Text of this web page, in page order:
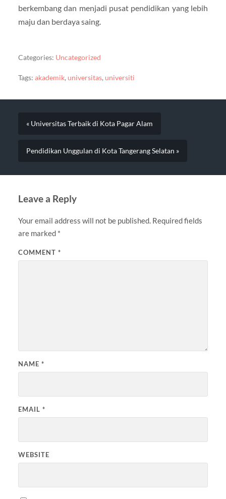
berkembang dan menjadi pusat pendidikan yang lebih
maju dan berdaya saing.
Categories: Uncategorized
Tags: akademik, universitas, universiti
« Universitas Terbaik di Kota Pagar Alam
Pendidikan Unggulan di Kota Tangerang Selatan »
Leave a Reply
Your email address will not be published. Required fields
are marked *
COMMENT *
NAME *
EMAIL *
WEBSITE